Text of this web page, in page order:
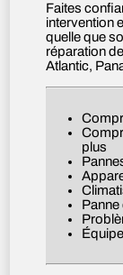
Faites
intervention
quelle que
réparation
Atlantic,
Compresseur bruyant ou qui ne démarre
plus